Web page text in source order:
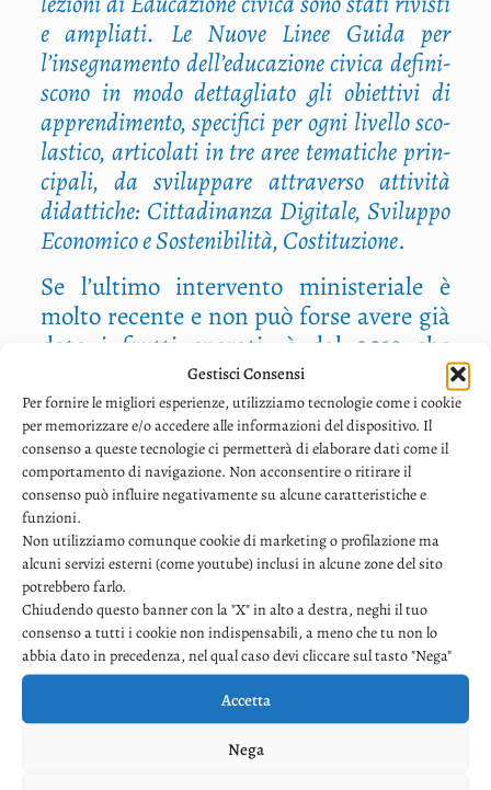
Gestisci Consensi
Per fornire le migliori esperienze, utilizziamo tecnologie come i cookie
per memorizzare e/o accedere alle informazioni del dispositivo. Il
consenso a queste tecnologie ci permetterà di elaborare dati come il
comportamento di navigazione. Non acconsentire o ritirare il
consenso può influire negativamente su alcune caratteristiche e
funzioni.
Non utilizziamo comunque cookie di marketing o profilazione ma
alcuni servizi esterni (come youtube) inclusi in alcune zone del sito
potrebbero farlo.
Chiudendo questo banner con la "X" in alto a destra, neghi il tuo
consenso a tutti i cookie non indispensabili, a meno che tu non lo
abbia dato in precedenza, nel qual caso devi cliccare sul tasto "Nega"
Accetta
Nega
e amplia­ti. Le Nuo­ve Linee Gui­da per
l’insegnamento dell’educazione civi­ca defi­ni­
sco­no in modo det­ta­glia­to gli obiet­ti­vi di
appren­di­men­to, spe­ci­fi­ci per ogni livel­lo sco­
la­sti­co, arti­co­la­ti in tre aree tema­ti­che prin­
ci­pa­li, da svi­lup­pa­re attra­ver­so atti­vi­tà
didat­ti­che: Cit­ta­di­nan­za Digi­ta­le, Svi­lup­po
Eco­no­mi­co e Soste­ni­bi­li­tà, Costi­tu­zio­ne.
Se l’ultimo inter­ven­to mini­ste­ria­le è
mol­to recen­te e non può for­se ave­re già
dato i frut­ti spe­ra­ti, è dal 2019 che
l’educazione civi­ca è tor­na­ta in auge
nel­le scuo­le. Com’è allo­ra che i ragaz­zi
non san­no nul­la, sen­za alcunpres­so­ché
Sgor­ga una rifles­sio­ne che, for­se,
dall’educazione civi­ca andreb­be este­sa
ad altri insegnamenti.
La stre­nua lot­ta al fami­ge­ra­tonozio­ni­
smo, demo­li­to a favo­re del­losvi­lup­po del
pen­sie­ro cri­ti­co,delragio­na­men­to di ampio
respi­ro, del­lafor­ma­zio­ne del­le coscien­zedei
cit­ta­di­ni di doma­ni, sem­bra da decen­ni
– se si pen­sa che ha fat­to la sua pri­ma
com­par­sa nel Ses­san­tot­to! – impe­gna­re